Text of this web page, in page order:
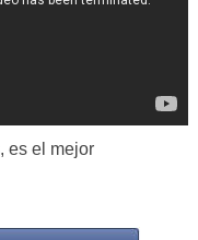
es el mejor